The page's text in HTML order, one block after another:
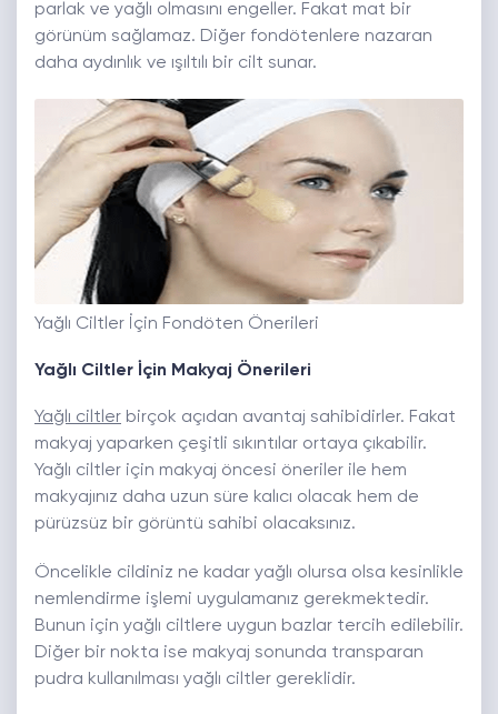
parlak ve yağlı olmasını engeller. Fakat mat bir
görünüm sağlamaz. Diğer fondötenlere nazaran
daha aydınlık ve ışıltılı bir cilt sunar.
Yağlı Ciltler İçin Fondöten Önerileri
Yağlı Ciltler İçin Makyaj Önerileri
Yağlı ciltler birçok açıdan avantaj sahibidirler. Fakat
makyaj yaparken çeşitli sıkıntılar ortaya çıkabilir.
Yağlı ciltler için makyaj öncesi öneriler ile hem
makyajınız daha uzun süre kalıcı olacak hem de
pürüzsüz bir görüntü sahibi olacaksınız.
Öncelikle cildiniz ne kadar yağlı olursa olsa kesinlikle
nemlendirme işlemi uygulamanız gerekmektedir.
Bunun için yağlı ciltlere uygun bazlar tercih edilebilir.
Diğer bir nokta ise makyaj sonunda transparan
pudra kullanılması yağlı ciltler gereklidir.